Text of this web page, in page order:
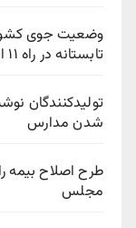
تابستانه در راه ۱۱ استان
تولیدکنندگان
شدن مدارس
طرح اصلاح بیمه
مجلس